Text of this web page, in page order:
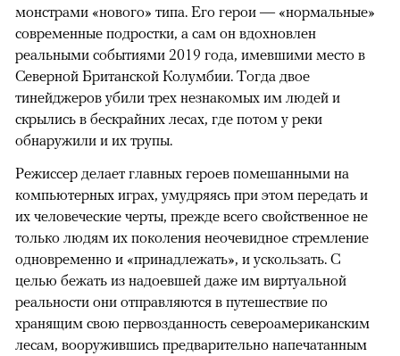
монстрами «нового» типа. Его герои — «нормальные»
современные подростки, а сам он вдохновлен
реальными событиями 2019 года, имевшими место в
Северной Британской Колумбии. Тогда двое
тинейджеров убили трех незнакомых им людей и
скрылись в бескрайних лесах, где потом у реки
обнаружили и их трупы.
Режиссер делает главных героев помешанными на
компьютерных играх, умудряясь при этом передать и
их человеческие черты, прежде всего свойственное не
только людям их поколения неочевидное стремление
одновременно и «принадлежать», и ускользать. С
целью бежать из надоевшей даже им виртуальной
реальности они отправляются в путешествие по
хранящим свою первозданность североамериканским
лесам, вооружившись предварительно напечатанным